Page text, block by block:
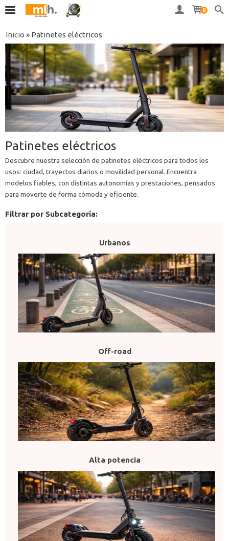
0
Inicio » Patinetes eléctricos
Patinetes eléctricos
Descubre nuestra selección de patinetes eléctricos para todos los
usos: ciudad, trayectos diarios o movilidad personal. Encuentra
modelos fiables, con distintas autonomías y prestaciones, pensados
para moverte de forma cómoda y eficiente.
Filtrar por Subcategoría:
Urbanos
Off-road
Alta potencia